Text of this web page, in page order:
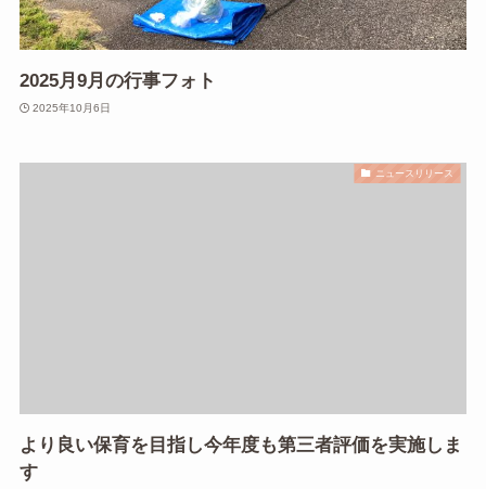
2025月9月の行事フォト
2025年10月6日
ニュースリリース
より良い保育を目指し今年度も第三者評価を実施しま
す